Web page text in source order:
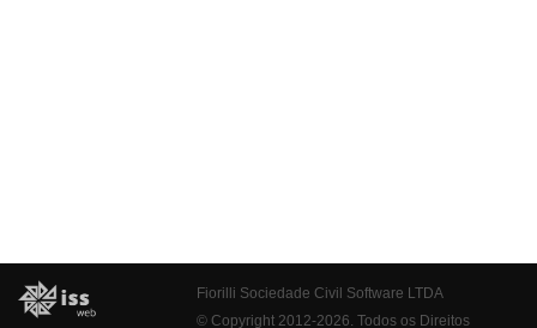
Fiorilli Sociedade Civil Software LTDA
© Copyright 2012-2026. Todos os Direitos